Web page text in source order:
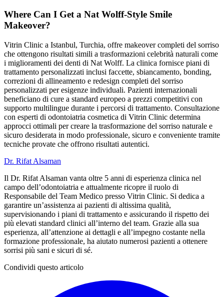
Where Can I Get a Nat Wolff-Style Smile
Makeover?
Vitrin Clinic a Istanbul, Turchia, offre makeover completi del sorriso
che ottengono risultati simili a trasformazioni celebrità naturali come
i miglioramenti dei denti di Nat Wolff. La clinica fornisce piani di
trattamento personalizzati inclusi faccette, sbiancamento, bonding,
correzioni di allineamento e redesign completi del sorriso
personalizzati per esigenze individuali. Pazienti internazionali
beneficiano di cure a standard europeo a prezzi competitivi con
supporto multilingue durante i percorsi di trattamento. Consultazione
con esperti di odontoiatria cosmetica di Vitrin Clinic determina
approcci ottimali per creare la trasformazione del sorriso naturale e
sicuro desiderata in modo professionale, sicuro e conveniente tramite
tecniche provate che offrono risultati autentici.
Dr. Rifat Alsaman
Il Dr. Rifat Alsaman vanta oltre 5 anni di esperienza clinica nel
campo dell’odontoiatria e attualmente ricopre il ruolo di
Responsabile del Team Medico presso Vitrin Clinic. Si dedica a
garantire un’assistenza ai pazienti di altissima qualità,
supervisionando i piani di trattamento e assicurando il rispetto dei
più elevati standard clinici all’interno del team. Grazie alla sua
esperienza, all’attenzione ai dettagli e all’impegno costante nella
formazione professionale, ha aiutato numerosi pazienti a ottenere
sorrisi più sani e sicuri di sé.
Condividi questo articolo